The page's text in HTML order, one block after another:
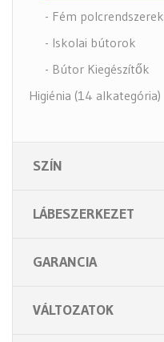
- Fém polcrendszerek
- Iskolai bútorok
- Bútor Kiegészítők
Higiénia (14 alkategória)
SZÍN
LÁBESZERKEZET
GARANCIA
VÁLTOZATOK